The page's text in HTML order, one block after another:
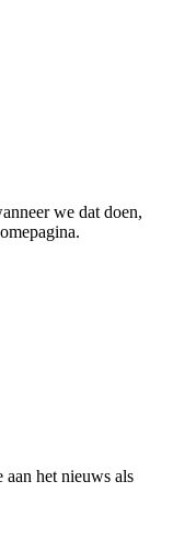
we dat doen,
het nieuws als